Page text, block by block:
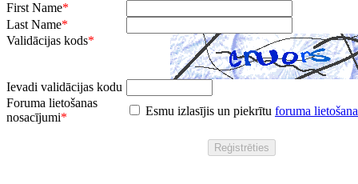
First Name*
Last Name*
Validācijas kods*
Ievadi validācijas kodu
Foruma lietošanas
nosacījumi* Esmu izlasījis un piekrītu foruma